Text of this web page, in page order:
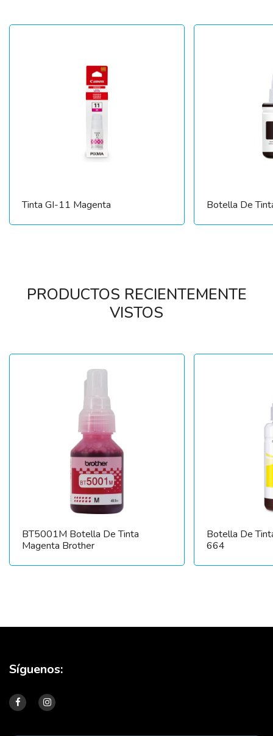
Tinta GI-11 Magenta Botella De
PRODUCTOS RECIENTEMENTE
VISTOS
BT5001M Botella De Tinta
Magenta Brother
Botella De
664
Síguenos: